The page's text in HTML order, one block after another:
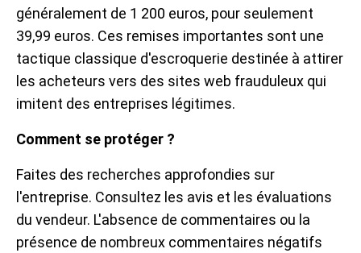
généralement de 1 200 euros, pour seulement
39,99 euros. Ces remises importantes sont une
tactique classique d'escroquerie destinée à attirer
les acheteurs vers des sites web frauduleux qui
imitent des entreprises légitimes.
Comment se protéger ?
Faites des recherches approfondies sur
l'entreprise. Consultez les avis et les évaluations
du vendeur. L'absence de commentaires ou la
présence de nombreux commentaires négatifs